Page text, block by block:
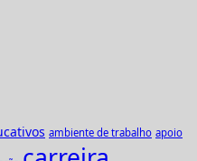
ambiente de trabalho apoio